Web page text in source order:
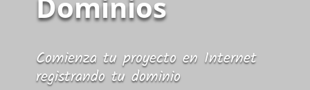
Comienza tu proyecto en Internet
registrando tu dominio